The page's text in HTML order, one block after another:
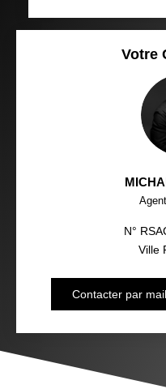
Votre
N°
Ville
Contacter par mail